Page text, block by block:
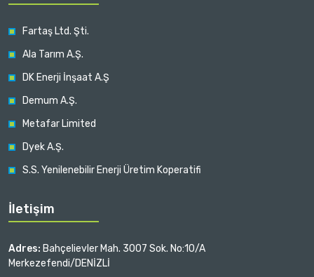
Fartaş Ltd. Şti.
Ala Tarım A.Ş.
DK Enerji İnşaat A.Ş
Demum A.Ş.
Metafar Limited
Dyek A.Ş.
S.S. Yenilenebilir Enerji Üretim Koperatifi
İletişim
Adres: Bahçelievler Mah. 3007 Sok. No:10/A
Merkezefendi/DENİZLİ